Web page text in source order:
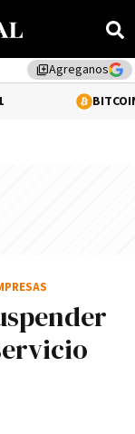
library_addAgreganos
0.16%